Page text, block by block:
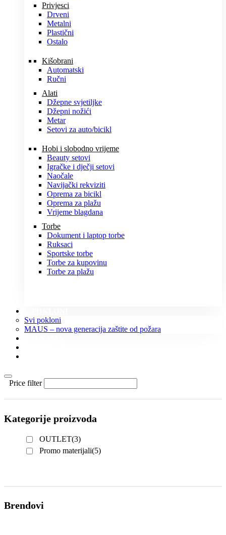
Privjesci
Drveni
Metalni
Plastični
Ostalo
Kišobrani
Automatski
Ručni
Alati
Džepne svjetiljke
Džepni nožići
Metar
Setovi za auto/bicikl
Hobi i slobodno vrijeme
Beauty setovi
Igračke i dječji setovi
Naočale
Navijački rekviziti
Oprema za bicikl
Oprema za plažu
Vrijeme blagdana
Torbe
Dokument i laptop torbe
Ruksaci
Sportske torbe
Torbe za kupovinu
Torbe za plažu
Svi pokloni
MAUS – nova generacija zaštite od požara
Price filter
Kategorije proizvoda
OUTLET(3)
Promo materijali(5)
Brendovi